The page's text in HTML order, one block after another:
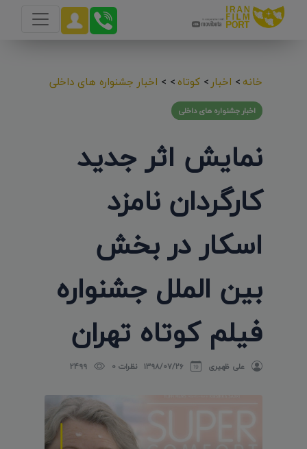
خانه> اخبار> کوتاه>
> اخبار جشنواره های داخلی
اخبار جشنواره های داخلی
نمایش اثر جدید
کارگردان نامزد
اسکار در بخش
بین الملل جشنواره
فیلم کوتاه تهران
علی ظهیری ۱۳۹۸/۰۷/۲۶ نظرات 0 2499